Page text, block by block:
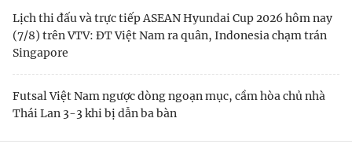
Lịch thi đấu và trực tiếp ASEAN Hyundai Cup 2026 hôm nay
(7/8) trên VTV: ĐT Việt Nam ra quân, Indonesia chạm trán
Singapore
Futsal Việt Nam ngược dòng ngoạn mục, cầm hòa chủ nhà
Thái Lan 3-3 khi bị dẫn ba bàn